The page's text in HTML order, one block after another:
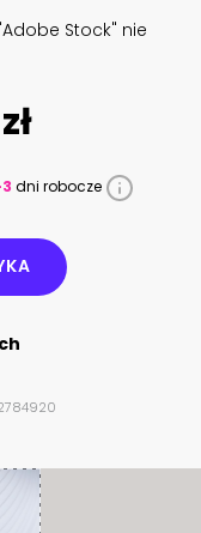
Stock" nie
dni robocze